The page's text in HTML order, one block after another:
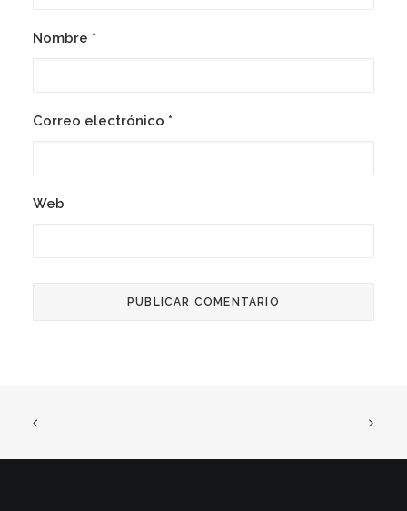
Nombre *
Correo electrónico *
Web